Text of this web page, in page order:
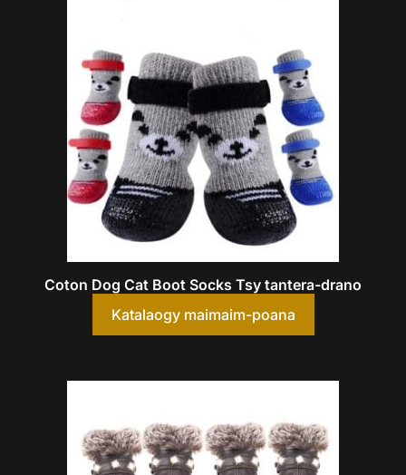
Coton Dog Cat Boot Socks Tsy tantera-drano
Katalaogy maimaim-poana